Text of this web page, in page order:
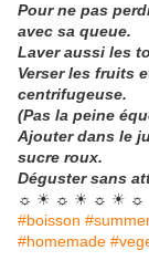
Pour ne pas
avec sa queue.
Laver aussi les
Verser les fruits
centrifugeuse.
(Pas la peine
Ajouter dans le
sucre roux.
Déguster sans
☼ ☀ ☼ ☀ ☼ ☀
#boisson
#homemade